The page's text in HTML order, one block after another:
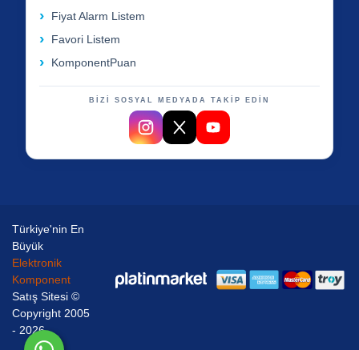
Fiyat Alarm Listem
Favori Listem
KomponentPuan
BİZİ SOSYAL MEDYADA TAKİP EDİN
Türkiye'nin En
Büyük
Elektronik
Komponent
Satış Sitesi ©
Copyright 2005
- 2026